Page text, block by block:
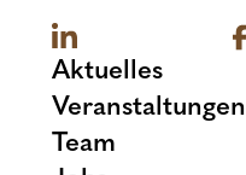
Aktuelles
Veranstaltungen
Team